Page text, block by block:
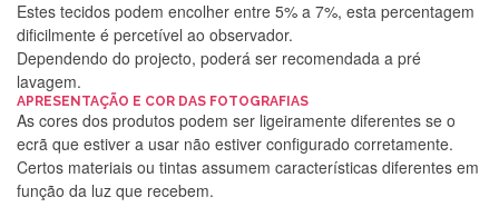
Estes tecidos podem encolher entre 5% a 7%, esta percentagem
dificilmente é percetível ao observador.
Dependendo do projecto, poderá ser recomendada a pré
lavagem.
APRESENTAÇÃO E COR DAS FOTOGRAFIAS
As cores dos produtos podem ser ligeiramente diferentes se o
ecrã que estiver a usar não estiver configurado corretamente.
Certos materiais ou tintas assumem características diferentes em
função da luz que recebem.
Silvia Lopes
Encomenda direitinha. Rapidez e segurança. Volto a
encomendar.